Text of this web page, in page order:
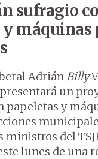
sufragio
máquinas
AdriánBilly
un
papeletas y
ministros del
lunes de una